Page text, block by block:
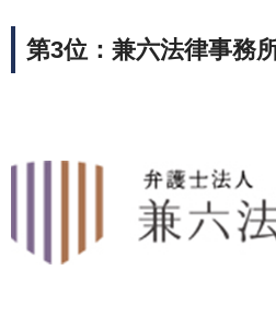
第3位：兼六法律事務